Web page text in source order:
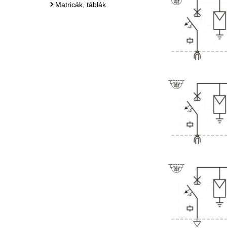
Matricák, táblák